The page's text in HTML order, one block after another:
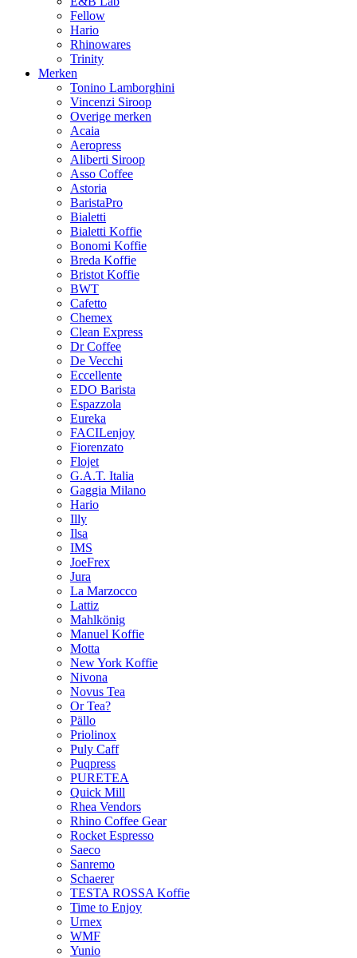
Fellow
Hario
Rhinowares
Trinity
Merken
Tonino Lamborghini
Vincenzi Siroop
Overige merken
Acaia
Aeropress
Aliberti Siroop
Asso Coffee
Astoria
BaristaPro
Bialetti
Bialetti Koffie
Bonomi Koffie
Breda Koffie
Bristot Koffie
BWT
Cafetto
Chemex
Clean Express
Dr Coffee
De Vecchi
Eccellente
EDO Barista
Espazzola
Eureka
FACILenjoy
Fiorenzato
Flojet
G.A.T. Italia
Gaggia Milano
Hario
Illy
Ilsa
IMS
JoeFrex
Jura
La Marzocco
Lattiz
Mahlkönig
Manuel Koffie
Motta
New York Koffie
Nivona
Novus Tea
Or Tea?
Pällo
Priolinox
Puly Caff
Puqpress
PURETEA
Quick Mill
Rhea Vendors
Rhino Coffee Gear
Rocket Espresso
Saeco
Sanremo
Schaerer
TESTA ROSSA Koffie
Time to Enjoy
Urnex
WMF
Yunio